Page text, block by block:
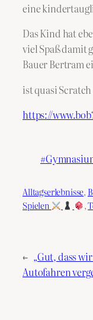
eine
Das Kind hat
viel Spaß damit
Bauer Bertram
ist quasi Scratch
https://
Alltagserlebnisse,
Spielen
,
← „Gut, dass
Autofahren